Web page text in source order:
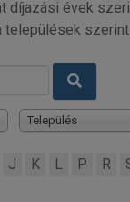
díjazási évek
települések
Település
J K L P R